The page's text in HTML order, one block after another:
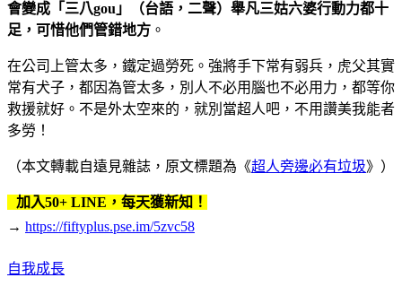
會變成「三八gou 」（台語，二聲）舉凡三姑六婆行動力都十
足，可惜他們管錯地方 。
在公司上管太多，鐵定過勞死。強將手下常有弱兵，虎父其實
常有犬子，都因為管太多，別人不必用腦也不必用力，都等你
救援就好。不是外太空來的，就別當超人吧，不用讚美我能者
多勞！
（本文轉載自遠見雜誌，原文標題為《超人旁邊必有垃圾》）
加入50+ LINE，每天獲新知！
→ https://fiftyplus.pse.im/5zvc58
自我成長